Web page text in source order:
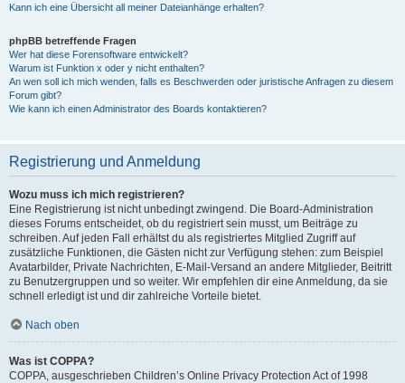
Kann ich eine Übersicht all meiner Dateianhänge erhalten?
phpBB betreffende Fragen
Wer hat diese Forensoftware entwickelt?
Warum ist Funktion x oder y nicht enthalten?
An wen soll ich mich wenden, falls es Beschwerden oder juristische Anfragen zu diesem
Forum gibt?
Wie kann ich einen Administrator des Boards kontaktieren?
Registrierung und Anmeldung
Wozu muss ich mich registrieren?
Eine Registrierung ist nicht unbedingt zwingend. Die Board-Administration
dieses Forums entscheidet, ob du registriert sein musst, um Beiträge zu
schreiben. Auf jeden Fall erhältst du als registriertes Mitglied Zugriff auf
zusätzliche Funktionen, die Gästen nicht zur Verfügung stehen: zum Beispiel
Avatarbilder, Private Nachrichten, E-Mail-Versand an andere Mitglieder, Beitritt
zu Benutzergruppen und so weiter. Wir empfehlen dir eine Anmeldung, da sie
schnell erledigt ist und dir zahlreiche Vorteile bietet.
Nach oben
Was ist COPPA?
COPPA, ausgeschrieben Children’s Online Privacy Protection Act of 1998